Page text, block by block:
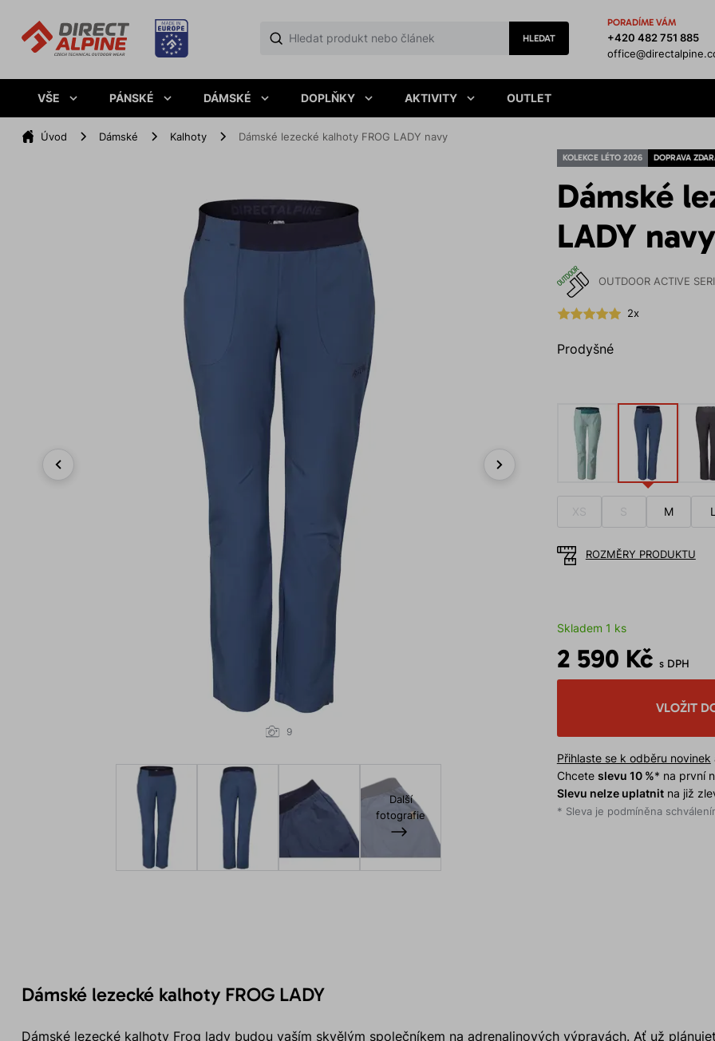
HLEDAT
PORADÍME VÁM
+420 482 751 885
VŠE PÁNSKÉ DÁMSKÉ DOPLŇKY AKTIVITY OUTLET
Úvod Dámské Kalhoty Dámské lezecké kalhoty FROG LADY navy
KOLEKCE LÉTO 2026 DOPRAVA
Dámské
LADY navy
OUTDOOR ACTIVE
2x
Prodyšné
9
Další
fotografie
XS S M L
ROZMĚRY PRODUKTU
Skladem 1 ks
2 590 Kč s DPH
VLOŽIT
Přihlaste se k odběru novinek
Chcete slevu 10 %* na první
Slevu nelze uplatnitna již
* Sleva je podmíněna
Dámské lezecké kalhoty FROG LADY
Dámské lezecké kalhoty Frog lady budou vaším skvělým společníkem na adrenalinových výpravách. Ať už